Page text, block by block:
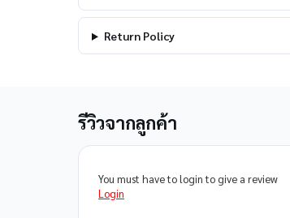
Return Policy
รีวิวจากลูกค้า
You must have to login to give a review
Login